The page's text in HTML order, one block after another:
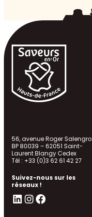
56, avenue Roger Salengro
BP 80039 – 62051 Saint-
Laurent Blangy Cedex
Tél : +33 (0)3 62 61 42 27
Suivez-nous sur les
réseaux !
LinkedIn InstagramFacebook